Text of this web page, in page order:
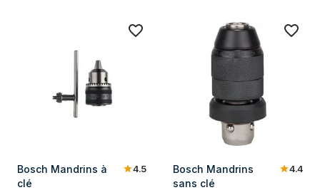
Bosch Mandrins à
clé
4.5
Bosch Mandrins
sans clé
4.4